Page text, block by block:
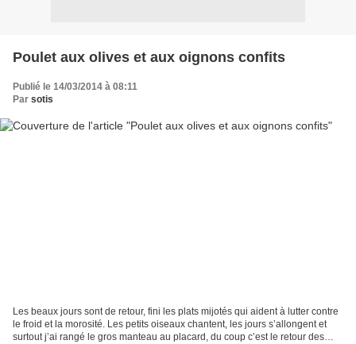
Poulet aux olives et aux oignons confits
Publié le 14/03/2014 à 08:11
Par sotis
Les beaux jours sont de retour, fini les plats mijotés qui aident à lutter contre
le froid et la morosité. Les petits oiseaux chantent, les jours s’allongent et
surtout j’ai rangé le gros manteau au placard, du coup c’est le retour des